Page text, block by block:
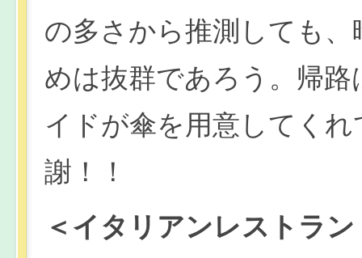
の多さから推測しても
めは抜群であろう。帰
イドが傘を用意してく
謝！！
＜イタリアンレストラ